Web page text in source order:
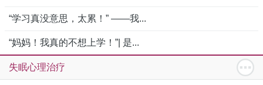
“学习真没意思，太累！” ——我...
“妈妈！我真的不想上学！”| 是...
失眠心理治疗